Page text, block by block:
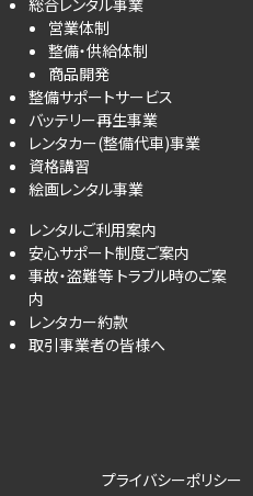
営業体制
整備・供給体制
商品開発
整備サポートサービス
バッテリー再生事業
レンタカー(整備代車)事業
資格講習
絵画レンタル事業
レンタルご利用案内
安心サポート制度ご案内
事故・盗難等 トラブル時のご案
内
レンタカー約款
取引事業者の皆様へ
プライバシーポリシー